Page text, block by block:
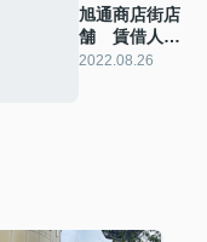
旭通商店街店
舗 賃借人募
集開始しま
2022.08.26